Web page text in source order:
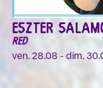
ESZTER
RED
ven. 28.08 - dim.